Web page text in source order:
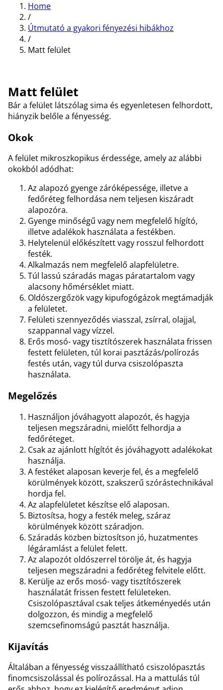
Home
/
Útmutató a gyakori fényezési hibákhoz
/
Matt felület
Matt felület
Bár a felület látszólag sima és egyenletesen felhordott,
hiányzik belőle a fényesség.
Okok
A felület mikroszkopikus érdessége, amely az alábbi
okokból adódhat:
Az alapozó gyenge záróképessége, illetve a
fedőréteg felhordása nem teljesen kiszáradt
alapozóra.
Gyenge minőségű vagy nem megfelelő hígító,
illetve adalékok használata a festékben.
Helytelenül előkészített vagy rosszul felhordott
festék.
Alkalmazás nem megfelelő alapfelületre.
Túl lassú száradás magas páratartalom vagy
alacsony hőmérséklet miatt.
Oldószergőzök vagy kipufogógázok megtámadják
a felületet.
Felületi szennyeződés viasszal, zsírral, olajjal,
szappannal vagy vízzel.
Erős mosó- vagy tisztítószerek használata frissen
festett felületen, túl korai pasztázás/polírozás
festés után, vagy túl durva csiszolópaszta
használata.
Megelőzés
Használjon jóváhagyott alapozót, és hagyja
teljesen megszáradni, mielőtt felhordja a
fedőréteget.
Csak az ajánlott hígítót és jóváhagyott adalékokat
használja.
A festéket alaposan keverje fel, és a megfelelő
körülmények között, szakszerű szórástechnikával
hordja fel.
Az alapfelületet készítse elő alaposan.
Biztosítsa, hogy a festék meleg, száraz
körülmények között száradjon.
Száradás közben biztosítson jó, huzatmentes
légáramlást a felület felett.
Az alapozót oldószerrel törölje át, és hagyja
teljesen megszáradni a fedőréteg felvitele előtt.
Kerülje az erős mosó- vagy tisztítószerek
használatát frissen festett felületeken.
Csiszolópasztával csak teljes átkeményedés után
dolgozzon, és mindig a megfelelő
szemcsefinomságú pasztát használja.
Kijavítás
Általában a fényesség visszaállítható csiszolópasztás
finomcsiszolással és polírozással. Ha a mattulás túl